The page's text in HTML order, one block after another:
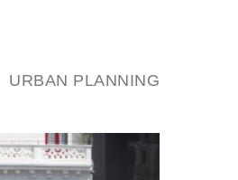
URBAN PLANNING